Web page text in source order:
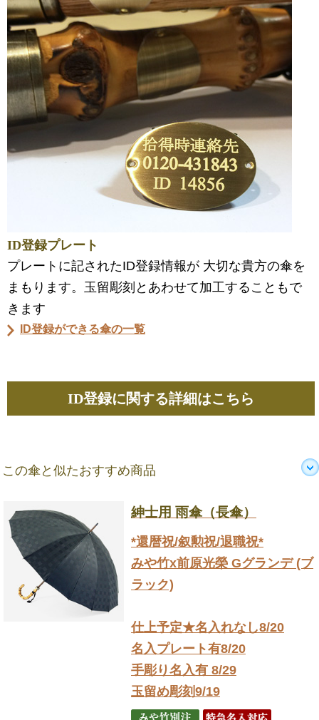
ID登録プレート
プレートに記されたID登録情報が 大切な貴方の傘を
まもります。玉留彫刻とあわせて加工することもで
きます
ID登録ができる傘の一覧
ID登録に関する詳細はこちら
この傘と似たおすすめ商品
紳士用 雨傘（長傘）
*還暦祝/叙勲祝/退職祝*
みや竹x前原光榮 Gグランデ (ブ
ラック)
仕上予定★名入れなし8/20
名入プレート有8/20
手彫り名入有 8/29
玉留め彫刻9/19